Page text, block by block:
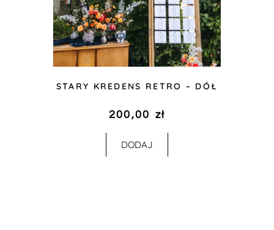
STARY KREDENS RETRO – DÓŁ
200,00 zł
DODAJ